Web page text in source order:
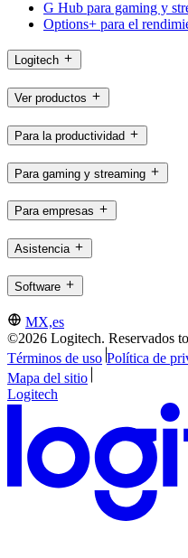
G Hub para gaming y
Options+ para el
Logitech
Ver productos
Para la productividad
Para gaming y streaming
Para empresas
Asistencia
Software
MX,es
©2026 Logitech. Reservados
Términos de uso Política de
Mapa del sitio
Logitech